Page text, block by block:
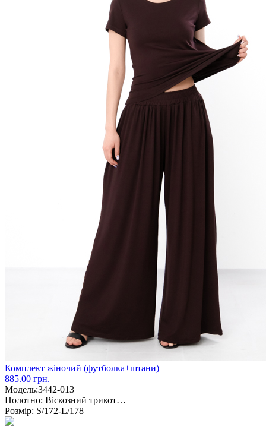
Комплект жіночий (футболка+штани)
885.00 грн.
Модель:3442-013
Полотно: Віскозний трикот…
Розмір: S/172-L/178